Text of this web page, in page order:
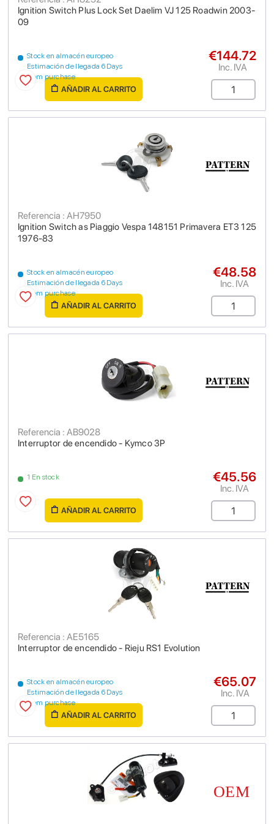
Ignition Switch Plus Lock Set Daelim VJ 125 Roadwin 2003-
09
Stock en almacén europeo
Estimación de llegada 6 Days
from purchase
€144.72
Inc. IVA
AÑADIR AL CARRITO
Ignition Switch as Piaggio Vespa 148151 Primavera ET3 125
1976-83
Referencia : AH7950
Stock en almacén europeo
Estimación de llegada 6 Days
from purchase
€48.58
Inc. IVA
AÑADIR AL CARRITO
Interruptor de encendido - Kymco 3P
Referencia : AB9028
1 En stock €45.56
Inc. IVA
AÑADIR AL CARRITO
Interruptor de encendido - Rieju RS1 Evolution
Referencia : AE5165
Stock en almacén europeo
Estimación de llegada 6 Days
from purchase
€65.07
Inc. IVA
AÑADIR AL CARRITO